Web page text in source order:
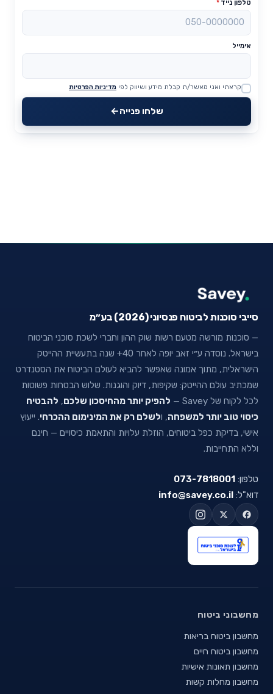
טלפון נייד *
אימייל
Website
קראתי ואני מאשר/ת קבלת מידע ושיווק לפי מדיניות הפרטיות
שלחו פנייה
סייבי סוכנות לביטוח פנסיוני (2026) בע״מ
— סוכנות מורשה מטעם רשות שוק ההון וחברי לשכת סוכני הביטוח
בישראל. נוסדה ע״י זאב יופה לאחר 40+ שנה בתעשיית ההייטק
הישראלית, מתוך אמונה שאפשר להביא לעולם הביטוח את הסטנדרט
שמכתיב עולם ההייטק: שקיפות, דיוק והוגנות. שלוש הבטחות פשוטות
לכל לקוח של Savey —
להפיק יותר מהחיסכון שלכם, להבטיח
כיסוי טוב יותר למשפחה, ולשלם רק את המינימום ההכרחי. ייעוץ
אישי, בדיקת כפל ביטוחים, הוזלת עלויות והתאמת כיסויים — חינם
וללא התחייבות.
טלפון: 073-7818001
דוא"ל: info@savey.co.il
מחשבוני ביטוח
מחשבון ביטוח בריאות
מחשבון ביטוח חיים
מחשבון תאונות אישיות
מחשבון מחלות קשות